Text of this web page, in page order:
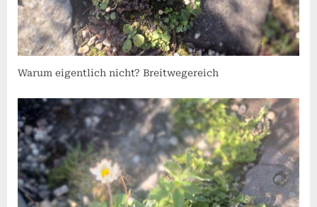
Warum eigentlich nicht? Breitwegereich